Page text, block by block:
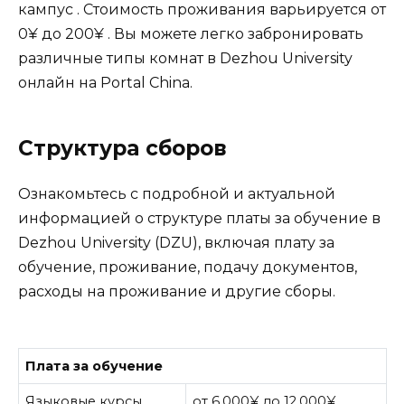
кампус . Стоимость проживания варьируется от
0¥ до 200¥ . Вы можете легко забронировать
различные типы комнат в Dezhou University
онлайн на Portal China.
Структура сборов
Ознакомьтесь с подробной и актуальной
информацией о структуре платы за обучение в
Dezhou University (DZU), включая плату за
обучение, проживание, подачу документов,
расходы на проживание и другие сборы.
Плата за обучение